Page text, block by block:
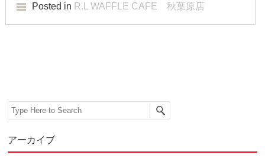
Posted in R.L WAFFLE CAFE 秋葉原店
Search
アーカイブ